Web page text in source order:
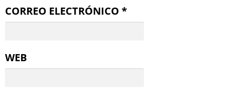
CORREO ELECTRÓNICO *
WEB